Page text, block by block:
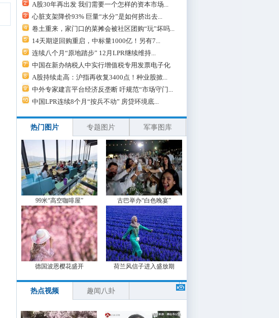
A股30年再出发 我们需要一个怎样的资本市场...
心脏支架降价93% 巨量“水分”是如何挤出去...
卷土重来，家门口的菜摊会被社区团购“玩”坏吗...
14天期逆回购重启，中标量1000亿！另有7...
连续八个月“原地踏步” 12月LPR继续维持...
中国在新办纳税人中实行增值税专用发票电子化
A股持续走高：沪指再收复3400点！种业股掀...
中外专家建言平台经济反垄断 吁规范“市场守门...
中国LPR连续8个月“按兵不动” 房贷环境底...
热门图片 专题图片 军事图库
99米“高空咖啡屋” 古巴举办“白色晚宴”
德国波恩樱花盛开 荷兰风信子进入盛放期
热点视频 趣闻八卦